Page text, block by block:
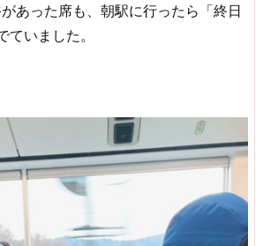
あった席も、朝駅に行ったら「終日
いました。